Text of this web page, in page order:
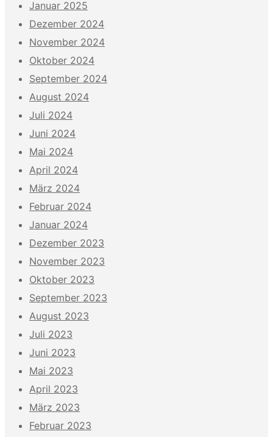
Januar 2025
Dezember 2024
November 2024
Oktober 2024
September 2024
August 2024
Juli 2024
Juni 2024
Mai 2024
April 2024
März 2024
Februar 2024
Januar 2024
Dezember 2023
November 2023
Oktober 2023
September 2023
August 2023
Juli 2023
Juni 2023
Mai 2023
April 2023
März 2023
Februar 2023